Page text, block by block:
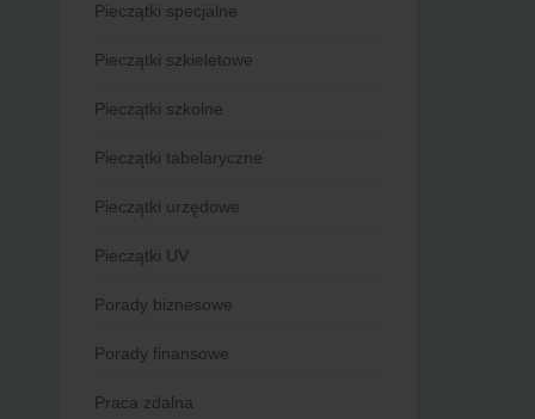
Pieczątki specjalne
Pieczątki szkieletowe
Pieczątki szkolne
Pieczątki tabelaryczne
Pieczątki urzędowe
Pieczątki UV
Porady biznesowe
Porady finansowe
Praca zdalna